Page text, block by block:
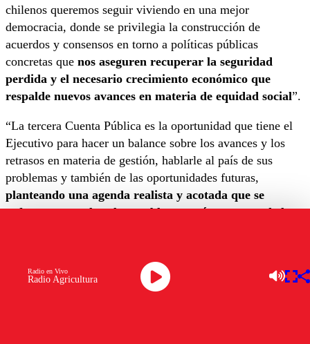
chilenos queremos seguir viviendo en una mejor
democracia, donde se privilegia la construcción de
acuerdos y consensos en torno a políticas públicas
concretas que nos aseguren recuperar la seguridad
perdida y el necesario crecimiento económico que
respalde nuevos avances en materia de equidad social”.
“La tercera Cuenta Pública es la oportunidad que tiene el
Ejecutivo para hacer un balance sobre los avances y los
retrasos en materia de gestión, hablarle al país de sus
problemas y también de las oportunidades futuras,
planteando una agenda realista y acotada que se
enfoque en resolver los problemas más urgentes de las
En tanto, sobre la promesa del CAE, la representante
DC aclaró que “es fundamental que se pueda revisar todo
Radio Agricultura
Radio en Vivo